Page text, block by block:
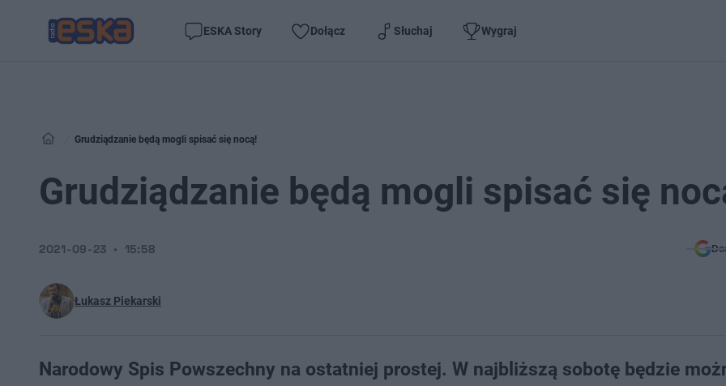
ESKA Story Dołącz Słuchaj Wygraj
Grudziądzanie będą mogli spisać się nocą!
Grudziądzanie będą mogli spisać się
Łukasz Piekarski
2021-09-23 15:58
Narodowy Spis Powszechny na ostatniej prostej. W najbliższą sobotę będzie